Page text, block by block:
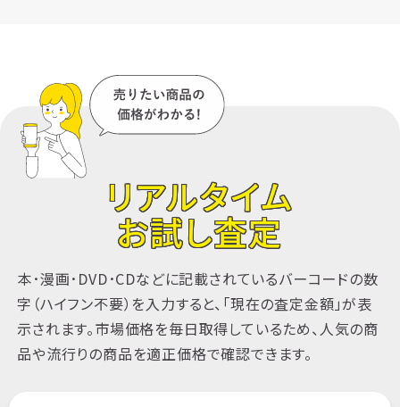
融・ファイナンス本
実践経営・リーダシップ本
IT本
資格本・就職試験本
学一般
管理学
健康法 女性の医学 精神医学
臨床内科 臨床外科
泌尿器科学
産科・婦人科学
小児科学
哲学・人文書
倫理学・道徳本
心理学本
歴史本 法律本
趣味・暮らし本
健康本
介護本 料理本
常識・マナー本
妊娠・出産・子育て本
趣味本
グルメ本 ワイン・
リアルタイム
お試し査定
本･漫画･DVD･CDなどに記載されているバーコードの数
字（ハイフン不要）を入力すると、「現在の査定金額」が表
示されます。市場価格を毎日取得しているため、人気の商
品や流行りの商品を適正価格で確認できます。